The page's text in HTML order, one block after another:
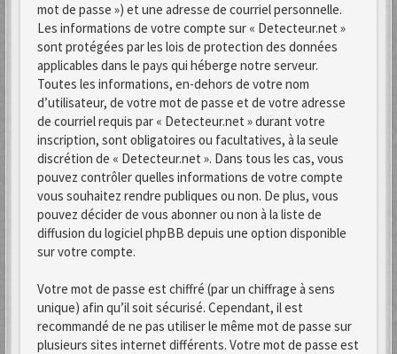
mot de passe ») et une adresse de courriel personnelle.
Les informations de votre compte sur « Detecteur.net »
sont protégées par les lois de protection des données
applicables dans le pays qui héberge notre serveur.
Toutes les informations, en-dehors de votre nom
d’utilisateur, de votre mot de passe et de votre adresse
de courriel requis par « Detecteur.net » durant votre
inscription, sont obligatoires ou facultatives, à la seule
discrétion de « Detecteur.net ». Dans tous les cas, vous
pouvez contrôler quelles informations de votre compte
vous souhaitez rendre publiques ou non. De plus, vous
pouvez décider de vous abonner ou non à la liste de
diffusion du logiciel phpBB depuis une option disponible
sur votre compte.
Votre mot de passe est chiffré (par un chiffrage à sens
unique) afin qu’il soit sécurisé. Cependant, il est
recommandé de ne pas utiliser le même mot de passe sur
plusieurs sites internet différents. Votre mot de passe est